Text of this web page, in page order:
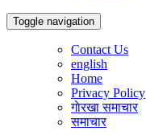
Toggle navigation
Contact Us
english
Home
Privacy Policy
गाेरखा समाचार
समाचार